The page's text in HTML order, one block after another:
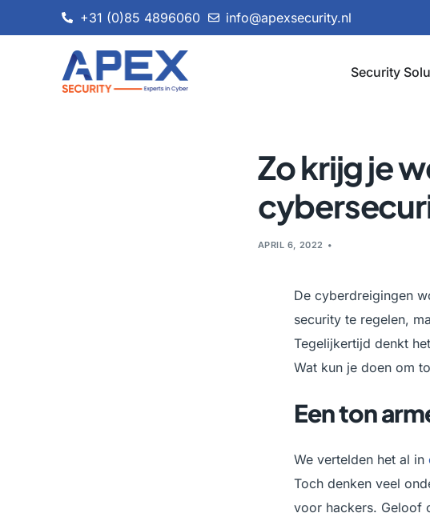
+31 (0)85 4896060 info@apexsecurity.nl
Security
Zo krijg je
APRIL 6, 2022
De cyberdreigingen
security te regelen,
Tegelijkertijd denkt
Wat kun je doen om
Een ton
We vertelden het al in
Toch denken veel
voor hackers. Geloof